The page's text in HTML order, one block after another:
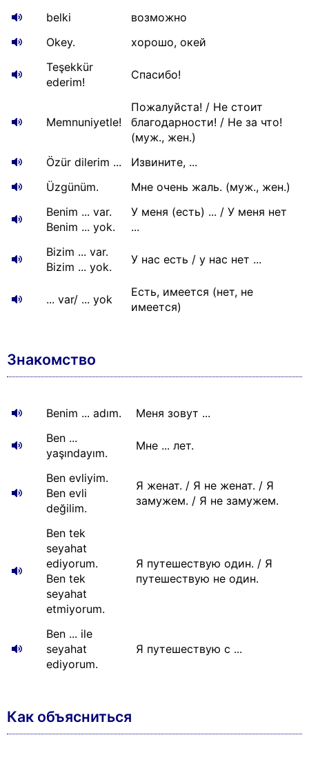
belki
возможно
Okey.
хорошо, окей
Teşekkür
ederim!
Спасибо!
Memnuniyetle!
Пожалуйста! / Не стоит
благодарности! / Не за что!
(муж., жен.)
Özür dilerim ...
Извините, ...
Üzgünüm.
Мне очень жаль. (муж., жен.)
Benim ... var.
Benim ... yok.
У меня (есть) ... / У меня нет
...
Bizim ... var.
Bizim ... yok.
У нас есть / у нас нет ...
... var/ ... yok
Есть, имеется (нет, не
имеется)
Знакомство
Benim ... adım.
Меня зовут ...
Ben ...
yaşındayım.
Мне ... лет.
Ben evliyim.
Ben evli
değilim.
Я женат. / Я не женат. / Я
замужем. / Я не замужем.
Ben tek
seyahat
ediyorum.
Ben tek
seyahat
etmiyorum.
Я путешествую один. / Я
путешествую не один.
Ben ... ile
seyahat
ediyorum.
Я путешествую с ...
Как объясниться